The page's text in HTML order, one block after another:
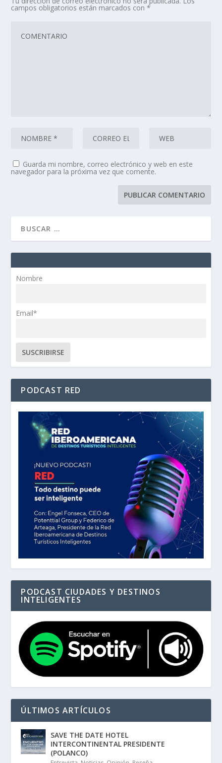
campos obligatorios están marcados con*
Guarda mi nombre, correo electrónico y web en este
navegador para la próxima vez que comente.
Nombre
Email*
PODCAST RED
PODCAST CIUDADES Y DESTINOS
INTELIGENTES
ÚLTIMOS ARTÍCULOS
SAVE THE DATE HOTEL
INTERCONTINENTAL PRESIDENTE
(POLANCO)